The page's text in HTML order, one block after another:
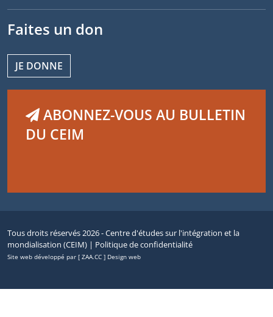
Faites un don
JE DONNE
ABONNEZ-VOUS AU BULLETIN
DU CEIM
Tous droits réservés 2026 - Centre d'études sur l'intégration et la
mondialisation (CEIM) | Politique de confidentialité
Site web développé par [ ZAA.CC ] Design web